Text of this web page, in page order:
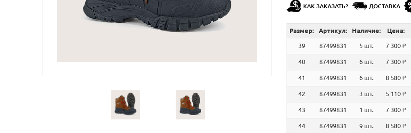
КАК ЗАКАЗАТЬ? ДОСТАВКА
Размер: Артикул: Наличие: Цена:
39 87499831 5 шт. 7 300 ₽
40 87499831 6 шт. 7 300 ₽
41 87499831 6 шт. 8 580 ₽
42 87499831 3 шт. 5 110 ₽
43 87499831 1 шт. 7 300 ₽
44 87499831 9 шт. 8 580 ₽